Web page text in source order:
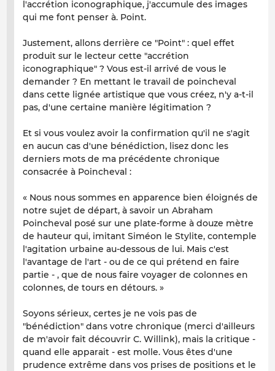
l'accrétion iconographique, j'accumule des images
qui me font penser à. Point.
Justement, allons derrière ce "Point" : quel effet
produit sur le lecteur cette "accrétion
iconographique" ? Vous est-il arrivé de vous le
demander ? En mettant le travail de poincheval
dans cette lignée artistique que vous créez, n'y a-t-il
pas, d'une certaine manière légitimation ?
Et si vous voulez avoir la confirmation qu'il ne s'agit
en aucun cas d'une bénédiction, lisez donc les
derniers mots de ma précédente chronique
consacrée à Poincheval :
« Nous nous sommes en apparence bien éloignés de
notre sujet de départ, à savoir un Abraham
Poincheval posé sur une plate-forme à douze mètre
de hauteur qui, imitant Siméon le Stylite, contemple
l'agitation urbaine au-dessous de lui. Mais c'est
l'avantage de l'art - ou de ce qui prétend en faire
partie - , que de nous faire voyager de colonnes en
colonnes, de tours en détours. »
Soyons sérieux, certes je ne vois pas de
"bénédiction" dans votre chronique (merci d'ailleurs
de m'avoir fait découvrir C. Willink), mais la critique -
quand elle apparait - est molle. Vous êtes d'une
prudence extrême dans vos prises de positions et le